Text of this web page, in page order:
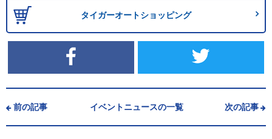
タイガーオートショッピング
前の記事 イベントニュースの一覧 次の記事